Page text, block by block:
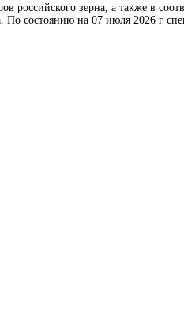
российского зерна, а также в
По состоянию на 07 июля 2026 г